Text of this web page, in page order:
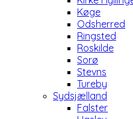
Køge
Odsherred
Ringsted
Roskilde
Sorø
Stevns
Tureby
Sydsjælland
Falster